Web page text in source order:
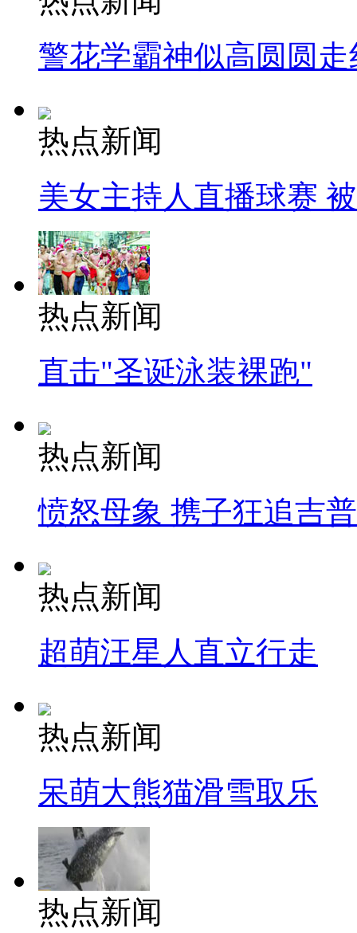
警花学霸神似高圆圆走
热点新闻
美女主持人直播球赛
热点新闻
直击"圣诞泳装裸跑"
热点新闻
愤怒母象 携子狂追吉
热点新闻
超萌汪星人直立行走
热点新闻
呆萌大熊猫滑雪取乐
热点新闻